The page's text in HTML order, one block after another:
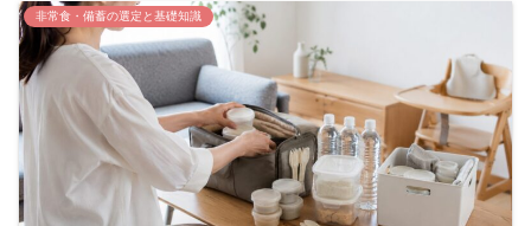
非常食・備蓄の選定と基礎知識